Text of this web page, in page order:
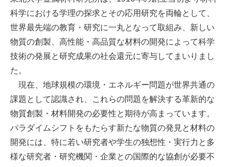
科学における学理の探求とその応用研究を両輪として、
世界最先端の教育・研究に一丸となって取組み、新しい
物質の創製、高性能・高品質な材料の開発によって科学
技術の発展と研究成果の社会還元に寄与してまいりまし
た。
現在、地球規模の環境・エネルギー問題が世界共通の
課題として認識され、これらの問題を解決する革新的な
物質創製・材料開発の必要性と期待が高まっています。
パラダイムシフトをもたらす新たな物質の発見と材料の
開発には、特に若い研究者や学生の独想性・実行力と多
様な研究者・研究機関・企業との国際的な協創が必要不